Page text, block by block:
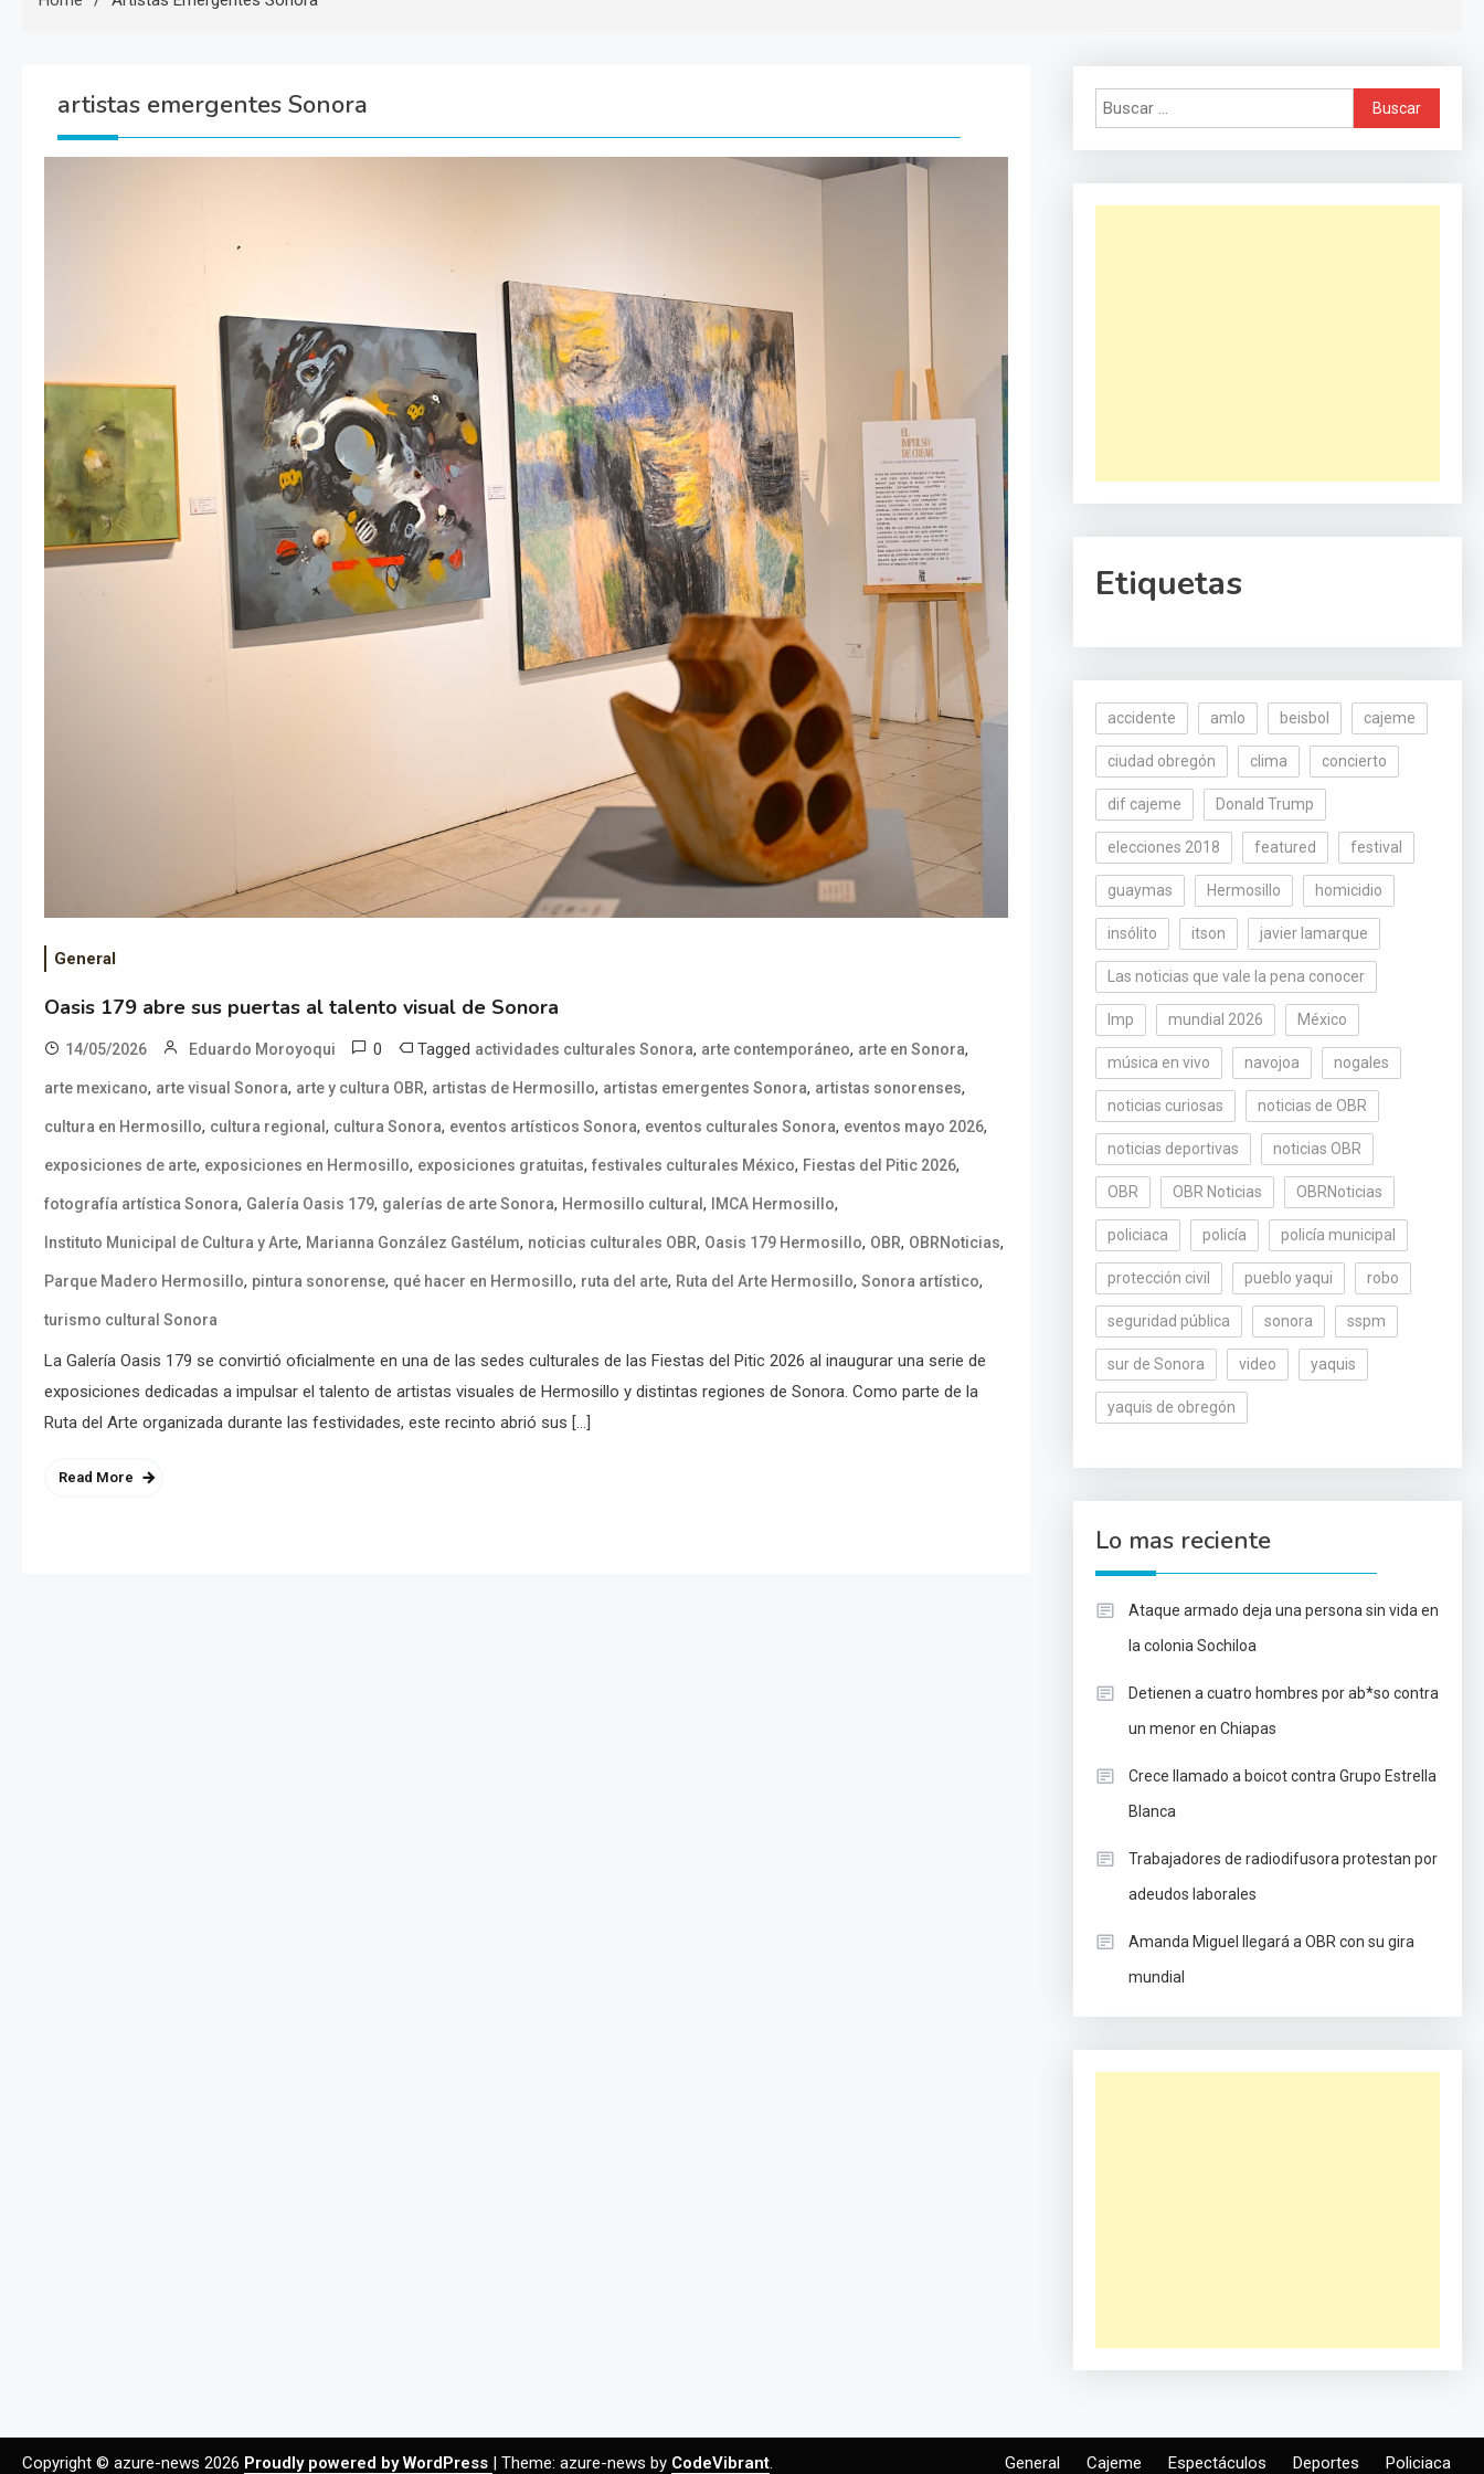
artistas emergentes Sonora
General
Oasis 179 abre sus puertas al talento visual de Sonora
14/05/2026 Eduardo Moroyoqui 0 Tagged actividades culturales Sonora, arte contemporáneo, arte en Sonora,
arte mexicano, arte visual Sonora, arte y cultura OBR, artistas de Hermosillo, artistas emergentes Sonora, artistas sonorenses,
cultura en Hermosillo, cultura regional , cultura Sonora, eventos artísticos Sonora, eventos culturales Sonora, eventos mayo 2026,
exposiciones de arte, exposiciones en Hermosillo, exposiciones gratuitas, festivales culturales México, Fiestas del Pitic 2026,
fotografía artística Sonora, Galería Oasis 179, galerías de arte Sonora, Hermosillo cultural , IMCA Hermosillo,
Instituto Municipal de Cultura y Arte, Marianna González Gastélum, noticias culturales OBR, Oasis 179 Hermosillo, OBR, OBRNoticias,
Parque Madero Hermosillo, pintura sonorense, qué hacer en Hermosillo, ruta del arte, Ruta del Arte Hermosillo, Sonora artístico,
turismo cultural Sonora
La Galería Oasis 179 se convirtió oficialmente en una de las sedes culturales de las Fiestas del Pitic 2026 al inaugurar una serie de
exposiciones dedicadas a impulsar el talento de artistas visuales de Hermosillo y distintas regiones de Sonora. Como parte de la
Ruta del Arte organizada durante las festividades, este recinto abrió sus […]
Read More
Buscar:
Etiquetas
accidente amlo beisbol cajeme
ciudad obregón clima concierto
dif cajeme Donald Trump
elecciones 2018 featured festival
guaymas Hermosillo homicidio
insólito itson javier lamarque
Las noticias que vale la pena conocer
lmp mundial 2026 México
música en vivo navojoa nogales
noticias curiosas noticias de OBR
noticias deportivas noticias OBR
OBR OBR Noticias OBRNoticias
policiaca policía policía municipal
protección civil pueblo yaqui robo
seguridad pública sonora sspm
sur de Sonora video yaquis
yaquis de obregón
Lo mas reciente
Ataque armado deja una persona sin vida en
la colonia Sochiloa
Detienen a cuatro hombres por ab*so contra
un menor en Chiapas
Crece llamado a boicot contra Grupo Estrella
Blanca
Trabajadores de radiodifusora protestan por
adeudos laborales
Amanda Miguel llegará a OBR con su gira
mundial
Copyright © azure-news 2026 Proudly powered by WordPress | Theme: azure-news by CodeVibrant. General Cajeme Espectáculos Deportes Policiaca